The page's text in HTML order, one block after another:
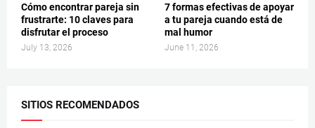
Cómo encontrar pareja sin
frustrarte: 10 claves para
disfrutar el proceso
July 13, 2026
7 formas efectivas de apoyar
a tu pareja cuando está de
mal humor
June 11, 2026
SITIOS RECOMENDADOS